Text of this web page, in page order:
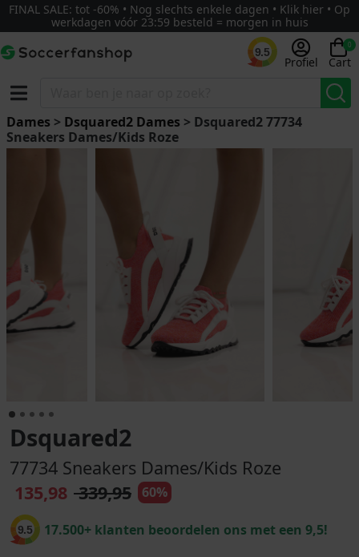
FINAL SALE: tot -60% • Nog slechts enkele dagen • Klik hier • Op
werkdagen vóór 23:59 besteld = morgen in huis
9.5
Profiel
0
Cart
Dames > Dsquared2 Dames > Dsquared2 77734
Sneakers Dames/Kids Roze
Dsquared2
77734 Sneakers Dames/Kids Roze
135,98 339,95 60%
9.5 17.500+ klanten beoordelen ons met een 9,5!